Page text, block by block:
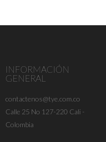
INFORMACIÓN
GENERAL
contactenos@tye.com.co
Calle 25 No 127-220 Cali -
Colombia